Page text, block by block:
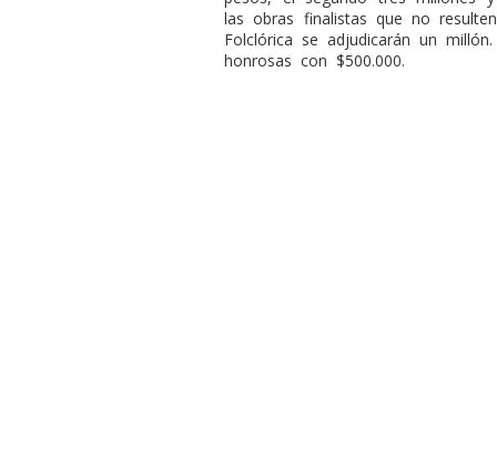
las obras finalistas que no
Folclórica se adjudicarán un
honrosas con $500.000.